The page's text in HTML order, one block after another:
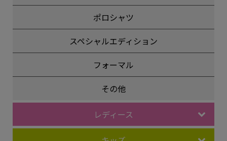
ポロシャツ
スペシャルエディション
フォーマル
その他
レディース